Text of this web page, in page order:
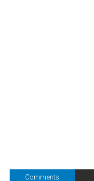
Comments